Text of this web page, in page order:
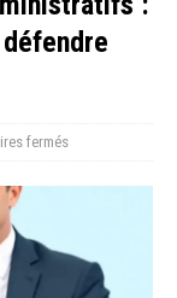
fermés